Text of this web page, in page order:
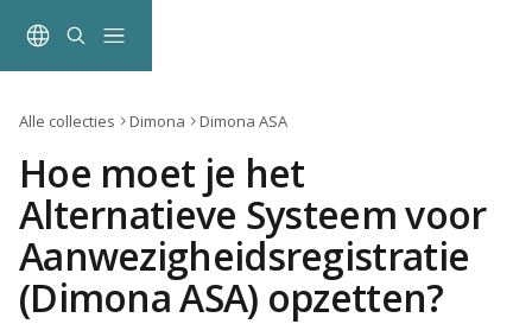
Alle collecties Dimona Dimona ASA
Hoe moet je het
Alternatieve Systeem voor
Aanwezigheidsregistratie
(Dimona ASA) opzetten?